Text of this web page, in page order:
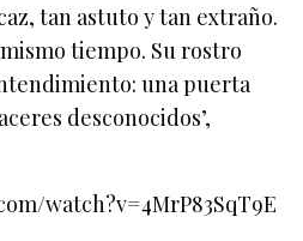
tan astuto y tan extraño.
tiempo. Su rostro
una puerta
desconocidos’,
watch?v=4MrP83SqT9E